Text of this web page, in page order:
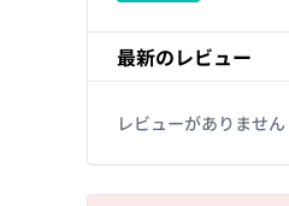
最新のレビュー
レビューがありません